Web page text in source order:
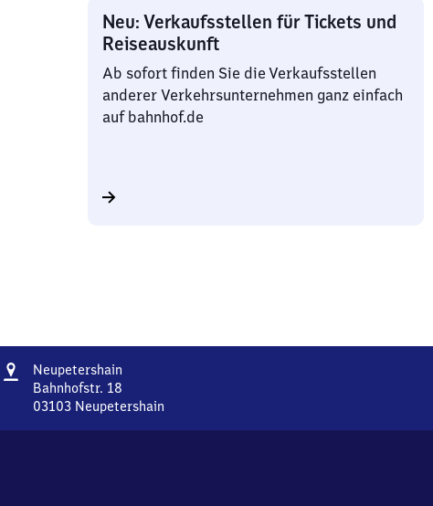
Neu: Verkaufsstellen für Tickets und
Reiseauskunft
Ab sofort finden Sie die Verkaufsstellen
anderer Verkehrsunternehmen ganz einfach
auf bahnhof.de
Adresse
Neupetershain
Bahnhofstr. 18
03103 Neupetershain